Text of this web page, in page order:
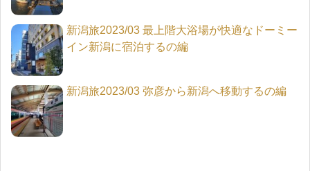
新潟旅2023/03 最上階大浴場が快適なドーミー
イン新潟に宿泊するの編
新潟旅2023/03 弥彦から新潟へ移動するの編